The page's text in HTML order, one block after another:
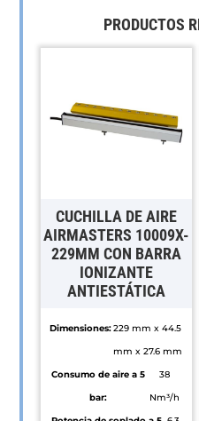
PRODUCTOS
CUCHILLA DE AIRE
AIRMASTERS 10009X-
229MM CON BARRA
IONIZANTE
ANTIESTÁTICA
Dimensiones:229 mm x 44.5
mm x 27.6 mm
Consumo de aire a 5
bar:
38
Nm³/h